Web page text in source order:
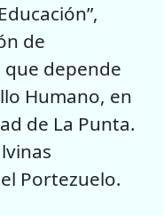
de
depende
Humano, en
de La Punta.
Portezuelo.